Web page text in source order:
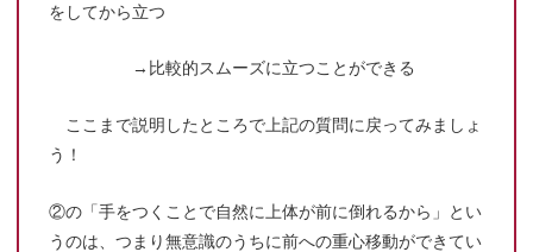
をしてから立つ
→比較的スムーズに立つことができる
ここまで説明したところで上記の質問に戻ってみましょ
う！
②の「手をつくことで自然に上体が前に倒れるから」とい
うのは、つまり無意識のうちに前への重心移動ができてい